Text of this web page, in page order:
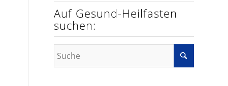
Auf Gesund-Heilfasten
suchen: